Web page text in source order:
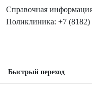
Справочная
Поликлиника: +7 (8182)
Быстрый переход